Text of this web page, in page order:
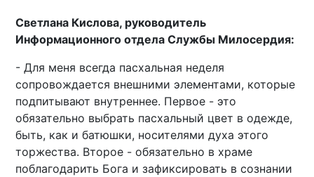
Светлана Кислова, руководитель
Информационного отдела Службы Милосердия:
- Для меня всегда пасхальная неделя
сопровождается внешними элементами, которые
подпитывают внутреннее. Первое - это
обязательно выбрать пасхальный цвет в одежде,
быть, как и батюшки, носителями духа этого
торжества. Второе - обязательно в храме
поблагодарить Бога и зафиксировать в сознании